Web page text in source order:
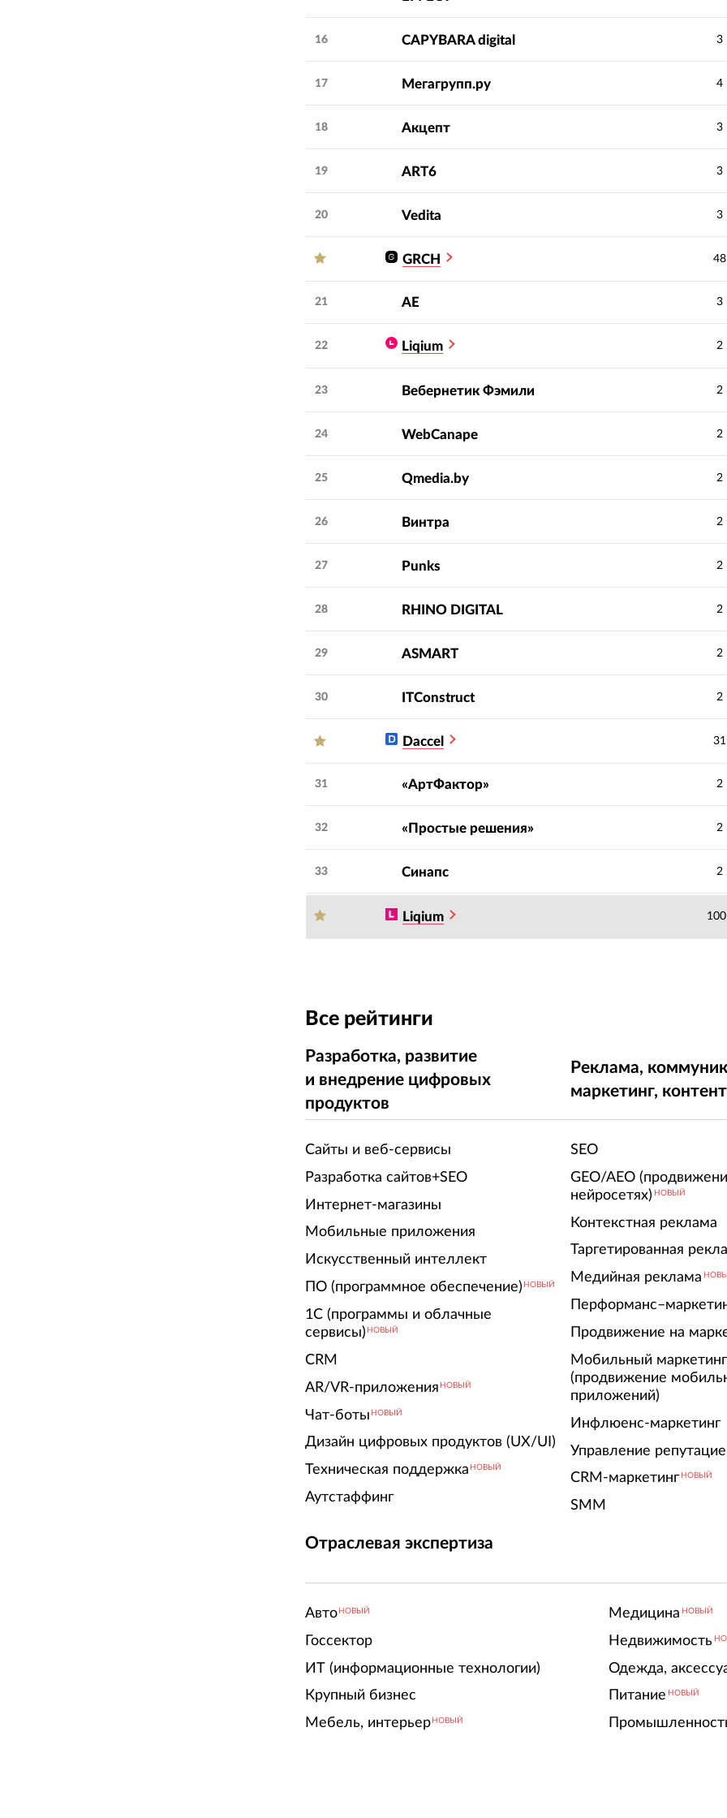
16 CAPYBARA digital 3
17 Мегагрупп.ру 4
18 Акцепт 3
19 ART6 3
20 Vedita 3
GRCH 48
21 АЕ 3
22 Liqium 2
23 Вебернетик Фэмили 2
24 WebCanape 2
25 Qmedia.by 2
26 Винтра 2
27 Punks 2
28 RHINO DIGITAL 2
29 ASMART 2
30 ITConstruct 2
Daccel 31
31 «АртФактор» 2
32 «Простые решения» 2
33 Синапс 2
Liqium 100
Все рейтинги
Разработка, развитие
и внедрение цифровых
продуктов
Сайты и веб-сервисы
Разработка сайтов+SEO
Интернет-магазины
Мобильные приложения
Искусственный интеллект
ПО (программное обеспечение) НОВЫЙ
1С (программы и облачные
сервисы) НОВЫЙ
CRM
AR/VR-приложения НОВЫЙ
Чат-боты НОВЫЙ
Дизайн цифровых продуктов (UX/UI)
Техническая поддержка НОВЫЙ
Аутстаффинг
Реклама,
маркетинг, контент
SEO
GEO/AEO
нейросетях) НОВЫЙ
Контекстная реклама
Таргетированная
Медийная реклама
Продвижение на
Мобильный маркетинг
(продвижение
приложений)
Инфлюенс-маркетинг
Управление
CRM-маркетинг НОВЫЙ
SMM
Отраслевая экспертиза
Авто НОВЫЙ
Госсектор
ИТ (информационные технологии)
Крупный бизнес
Мебель, интерьер НОВЫЙ
Медицина НОВЫЙ
Недвижимость
Одежда,
Питание НОВЫЙ